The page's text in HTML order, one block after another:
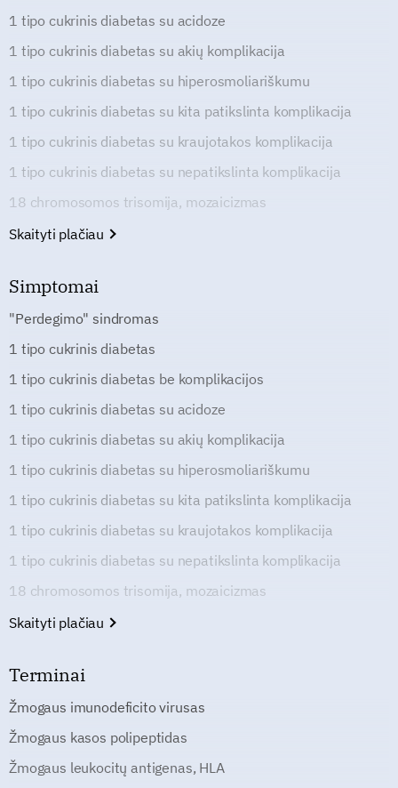
1 tipo cukrinis diabetas su acidoze
1 tipo cukrinis diabetas su akių komplikacija
1 tipo cukrinis diabetas su hiperosmoliariškumu
1 tipo cukrinis diabetas su kita patikslinta komplikacija
1 tipo cukrinis diabetas su kraujotakos komplikacija
1 tipo cukrinis diabetas su nepatikslinta komplikacija
18 chromosomos trisomija, mozaicizmas
Skaityti plačiau
Simptomai
"Perdegimo" sindromas
1 tipo cukrinis diabetas
1 tipo cukrinis diabetas be komplikacijos
1 tipo cukrinis diabetas su acidoze
1 tipo cukrinis diabetas su akių komplikacija
1 tipo cukrinis diabetas su hiperosmoliariškumu
1 tipo cukrinis diabetas su kita patikslinta komplikacija
1 tipo cukrinis diabetas su kraujotakos komplikacija
1 tipo cukrinis diabetas su nepatikslinta komplikacija
18 chromosomos trisomija, mozaicizmas
Skaityti plačiau
Terminai
Žmogaus imunodeficito virusas
Žmogaus kasos polipeptidas
Žmogaus leukocitų antigenas, HLA